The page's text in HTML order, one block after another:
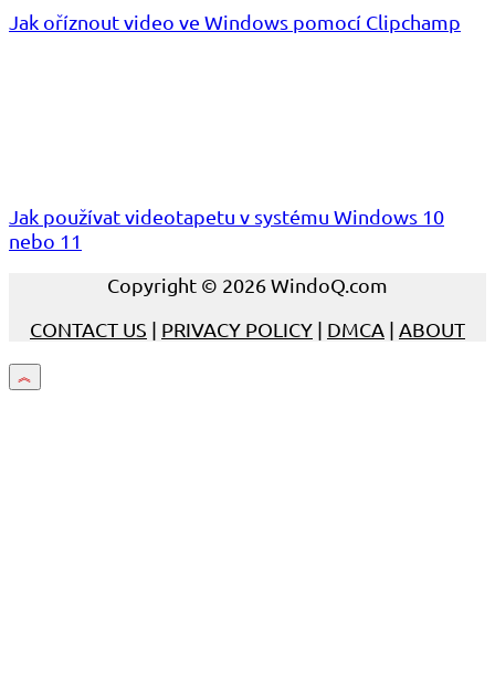
Jak oříznout video ve Windows pomocí Clipchamp
Jak používat videotapetu v systému Windows 10
nebo 11
Copyright © 2026 WindoQ.com
CONTACT US | PRIVACY POLICY | DMCA | ABOUT